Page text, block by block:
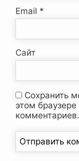
Email *
Сайт
Сохранить
этом
комментариев.